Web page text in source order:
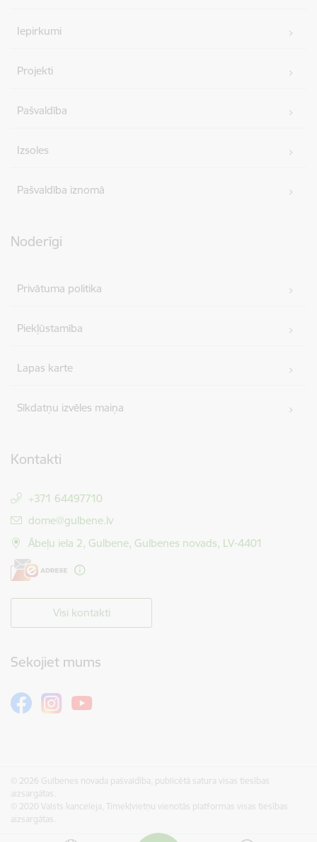
Iepirkumi
Projekti
Pašvaldība
Izsoles
Pašvaldība iznomā
Noderīgi
Privātuma politika
Piekļūstamība
Lapas karte
Sīkdatņu izvēles maiņa
Kontakti
+371 64497710
E-pasts:
dome@gulbene.lv
Ābeļu iela 2, Gulbene, Gulbenes novads, LV-4401
Visi kontakti
Sekojiet mums
© 2026 Gulbenes novada pašvaldība, publicētā satura visas tiesības
aizsargātas.
© 2020 Valsts kanceleja, Tīmekļvietņu vienotās platformas visas tiesības
aizsargātas.